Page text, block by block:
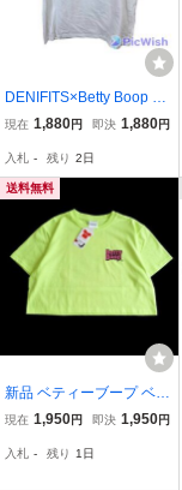
DENIFITS×Betty Boop ベ
ティちゃん コラボ ladi
イズ シルエット オー
バーサイズ キャラクタ
ー L ホワイト
現在 1,880円 即決 1,880円
入札 - 残り 2日
送料無料
新品 ベティーブープ ベテ
ィちゃん 服 半袖 Tシャツ
ショート丈 クロップド丈
現在 1,950円 即決 1,950円
入札 - 残り 1日